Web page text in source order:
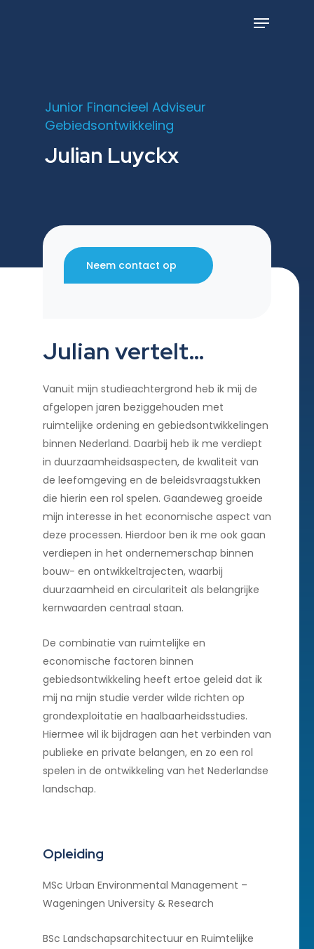
Menu
Junior Financieel Adviseur
Gebiedsontwikkeling
Julian Luyckx
Neem contact op
Julian vertelt…
Vanuit mijn studieachtergrond heb ik mij de
afgelopen jaren beziggehouden met
ruimtelijke ordening en gebiedsontwikkelingen
binnen Nederland. Daarbij heb ik me verdiept
in duurzaamheidsaspecten, de kwaliteit van
de leefomgeving en de beleidsvraagstukken
die hierin een rol spelen. Gaandeweg groeide
mijn interesse in het economische aspect van
deze processen. Hierdoor ben ik me ook gaan
verdiepen in het ondernemerschap binnen
bouw- en ontwikkeltrajecten, waarbij
duurzaamheid en circulariteit als belangrijke
kernwaarden centraal staan.
De combinatie van ruimtelijke en
economische factoren binnen
gebiedsontwikkeling heeft ertoe geleid dat ik
mij na mijn studie verder wilde richten op
grondexploitatie en haalbaarheidsstudies.
Hiermee wil ik bijdragen aan het verbinden van
publieke en private belangen, en zo een rol
spelen in de ontwikkeling van het Nederlandse
landschap.
Opleiding
MSc Urban Environmental Management –
Wageningen University & Research
BSc Landschapsarchitectuur en Ruimtelijke